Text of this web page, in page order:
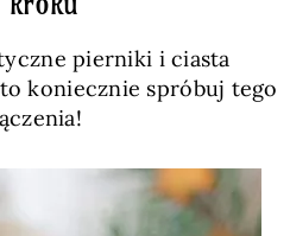
pierniki i ciasta
koniecznie spróbuj tego